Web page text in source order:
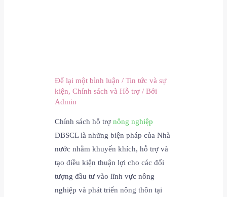
Để lại một bình luận /Tin tức và sự
kiện,Chính sách và Hỗ trợ / Bởi
Admin
Chính sách hỗ trợnông nghiệp
ĐBSCL là những biện pháp của Nhà
nước nhằm khuyến khích, hỗ trợ và
tạo điều kiện thuận lợi cho các đối
tượng đầu tư vào lĩnh vực nông
nghiệp và phát triển nông thôn tại